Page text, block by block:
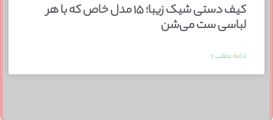
کیف دستی شیک زیبا؛ ۱۵ مدل خاص که با هر
لباسی ست می‌شن
ادامه مطلب »